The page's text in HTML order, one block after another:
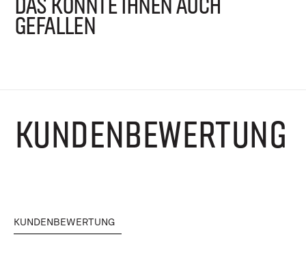
GEFALLEN
KUNDENBEWERTUNG
KUNDENBEWERTUNG